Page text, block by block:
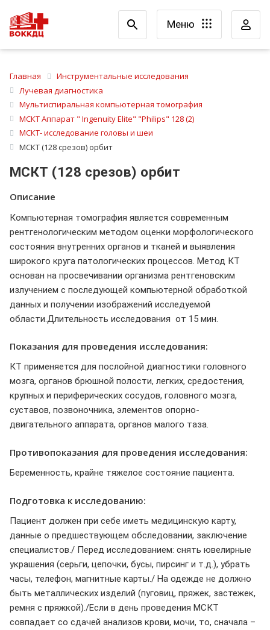
Меню
Главная
Инструментальные исследования
Лучевая диагностика
Мультиспиральная компьютерная томография
МСКТ Аппарат " Ingenuity Elite" "Philips" 128 (2)
МСКТ- исследование головы и шеи
МСКТ (128 срезов) орбит
МСКТ (128 срезов) орбит
Описание
Компьютерная томография является современным
рентгенологическим методом оценки морфологического
состояния внутренних органов и тканей и выявления
широкого круга патологических процессов. Метод КТ
основан на просвечивании организма рентгеновским
излучением с последующей компьютерной обработкой
данных и получении изображений исследуемой
области.Длительность исследования от 15 мин.
Показания для проведения исследования:
КТ применяется для послойной диагностики головного
мозга, органов брюшной полости, легких, средостения,
крупных и периферических сосудов, головного мозга,
суставов, позвоночника, элементов опорно-
двигательного аппарата, органов малого таза.
Противопоказания для проведения исследования:
Беременность, крайне тяжелое состояние пациента.
Подготовка к исследованию:
Пациент должен при себе иметь медицинскую карту,
данные о предшествующем обследовании, заключение
специалистов./ Перед исследованием: снять ювелирные
украшения (серьги, цепочки, бусы, пирсинг и т.д.), убрать
часы, телефон, магнитные карты./ На одежде не должно
быть металлических изделий (пуговиц, пряжек, застежек,
ремня с пряжкой)./Если в день проведения МСКТ
совпадает со сдачей анализов крови, мочи, то, сначала –